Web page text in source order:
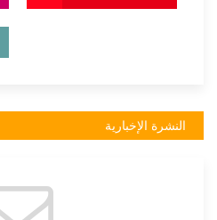
النشرة الإخبارية